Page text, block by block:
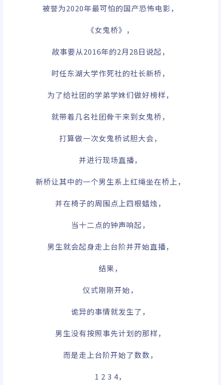
被誉为2020年最可怕的国产恐怖电影，
《女鬼桥》，
故事要从2016年的2月28日说起，
时任东湖大学作死社的社长新桥，
为了给社团的学弟学妹们做好榜样，
就带着几名社团骨干来到女鬼桥，
打算做一次女鬼桥试胆大会，
并进行现场直播，
新桥让其中的一个男生系上红绳坐在桥上，
并在椅子的周围点上四根蜡烛，
当十二点的钟声响起，
男生就会起身走上台阶并开始直播，
结果，
仪式刚刚开始，
诡异的事情就发生了，
男生没有按照事先计划的那样，
而是走上台阶开始了数数，
1 2 3 4，